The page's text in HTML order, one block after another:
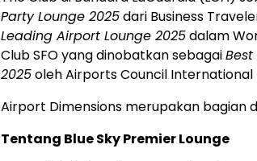
Party Lounge 2025dari Business
Leading Airport Lounge 2025dalam
Club SFO yang dinobatkan sebagai
2025oleh Airports Council International
Airport Dimensions merupakan bagian
Tentang Blue Sky Premier Lounge